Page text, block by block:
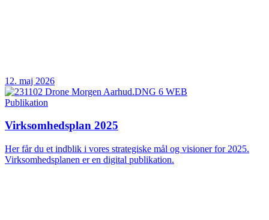
12. maj 2026
Publikation
Virksomhedsplan 2025
Her får du et indblik i vores strategiske mål og visioner for 2025.
Virksomhedsplanen er en digital publikation.